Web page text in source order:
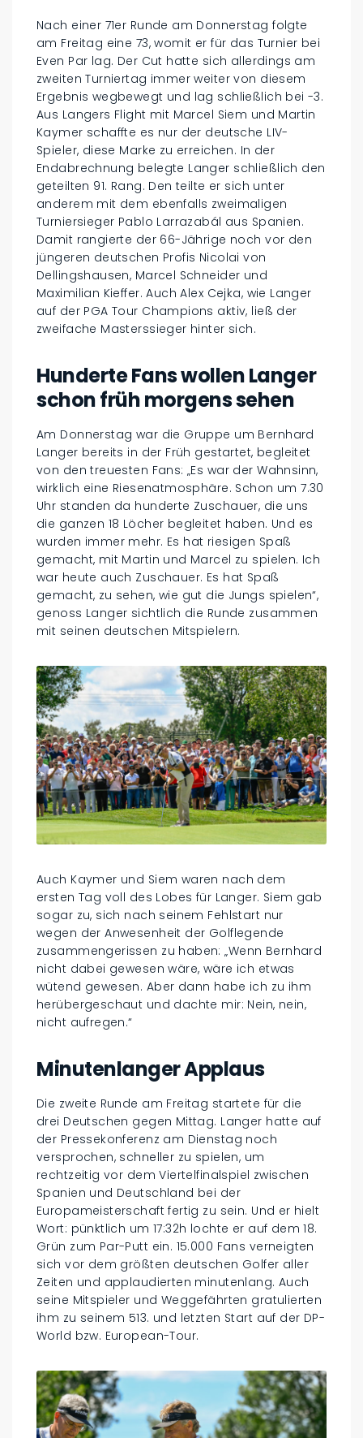
Nach einer 71er Runde am Donnerstag folgte
am Freitag eine 73, womit er für das Turnier bei
Even Par lag. Der Cut hatte sich allerdings am
zweiten Turniertag immer weiter von diesem
Ergebnis wegbewegt und lag schließlich bei -3.
Aus Langers Flight mit Marcel Siem und Martin
Kaymer schaffte es nur der deutsche LIV-
Spieler, diese Marke zu erreichen. In der
Endabrechnung belegte Langer schließlich den
geteilten 91. Rang. Den teilte er sich unter
anderem mit dem ebenfalls zweimaligen
Turniersieger Pablo Larrazabál aus Spanien.
Damit rangierte der 66-Jährige noch vor den
jüngeren deutschen Profis Nicolai von
Dellingshausen, Marcel Schneider und
Maximilian Kieffer. Auch Alex Cejka, wie Langer
auf der PGA Tour Champions aktiv, ließ der
zweifache Masterssieger hinter sich.
Hunderte Fans wollen Langer
schon früh morgens sehen
Am Donnerstag war die Gruppe um Bernhard
Langer bereits in der Früh gestartet, begleitet
von den treuesten Fans: „Es war der Wahnsinn,
wirklich eine Riesenatmosphäre. Schon um 7.30
Uhr standen da hunderte Zuschauer, die uns
die ganzen 18 Löcher begleitet haben. Und es
wurden immer mehr. Es hat riesigen Spaß
gemacht, mit Martin und Marcel zu spielen. Ich
war heute auch Zuschauer. Es hat Spaß
gemacht, zu sehen, wie gut die Jungs spielen“,
genoss Langer sichtlich die Runde zusammen
mit seinen deutschen Mitspielern.
Auch Kaymer und Siem waren nach dem
ersten Tag voll des Lobes für Langer. Siem gab
sogar zu, sich nach seinem Fehlstart nur
wegen der Anwesenheit der Golflegende
zusammengerissen zu haben: „Wenn Bernhard
nicht dabei gewesen wäre, wäre ich etwas
wütend gewesen. Aber dann habe ich zu ihm
herübergeschaut und dachte mir: Nein, nein,
nicht aufregen.“
Minutenlanger Applaus
Die zweite Runde am Freitag startete für die
drei Deutschen gegen Mittag. Langer hatte auf
der Pressekonferenz am Dienstag noch
versprochen, schneller zu spielen, um
rechtzeitig vor dem Viertelfinalspiel zwischen
Spanien und Deutschland bei der
Europameisterschaft fertig zu sein. Und er hielt
Wort: pünktlich um 17:32h lochte er auf dem 18.
Grün zum Par-Putt ein. 15.000 Fans verneigten
sich vor dem größten deutschen Golfer aller
Zeiten und applaudierten minutenlang. Auch
seine Mitspieler und Weggefährten gratulierten
ihm zu seinem 513. und letzten Start auf der DP-
World bzw. European-Tour.